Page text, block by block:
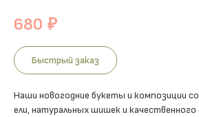
680 ₽
Быстрый заказ
Наши новогодние букеты и композиции
ели, натуральных шишек и